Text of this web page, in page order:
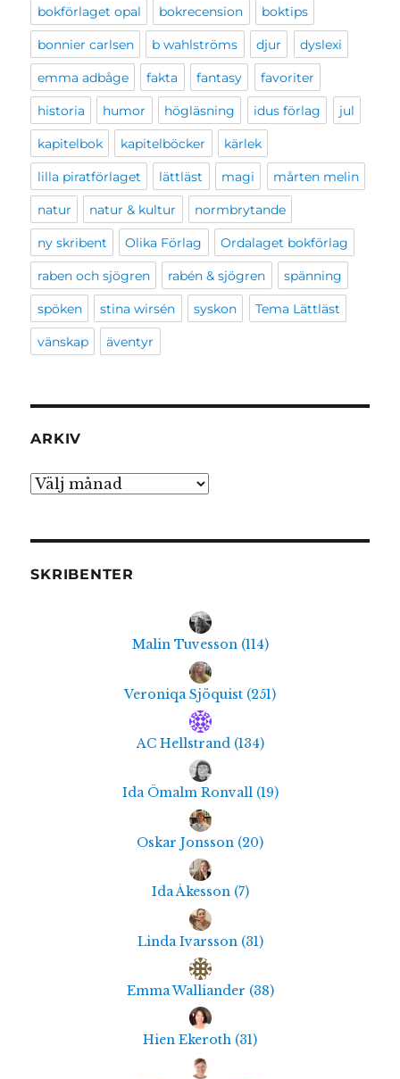
bokförlaget opal bokrecension boktips
bonnier carlsen b wahlströms djur dyslexi
emma adbåge fakta fantasy favoriter
historia humor högläsning idus förlag jul
kapitelbok kapitelböcker kärlek
lilla piratförlaget lättläst magi mårten melin
natur natur & kultur normbrytande
ny skribent Olika Förlag Ordalaget bokförlag
raben och sjögren rabén & sjögren spänning
spöken stina wirsén syskon Tema Lättläst
vänskap äventyr
ARKIV
Arkiv
SKRIBENTER
Malin Tuvesson (114)
Veroniqa Sjöquist (251)
AC Hellstrand (134)
Ida Ömalm Ronvall (19)
Oskar Jonsson (20)
Ida Åkesson (7)
Linda Ivarsson (31)
Emma Walliander (38)
Hien Ekeroth (31)